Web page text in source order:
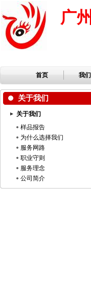
广
首页 我
关于我们
关于我们
样品报告
为什么选择我们
服务网路
职业守则
服务理念
公司简介